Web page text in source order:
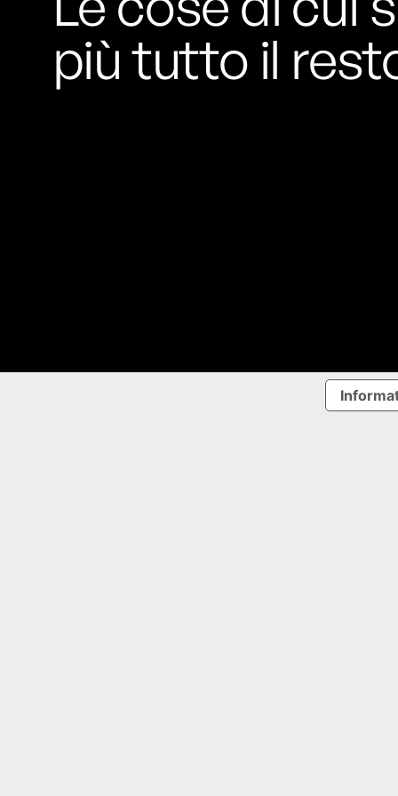
Rossi, per provare a sfuggire alle
tendenze dettate da Instagram anche
sulla ristorazione.
più tutto il